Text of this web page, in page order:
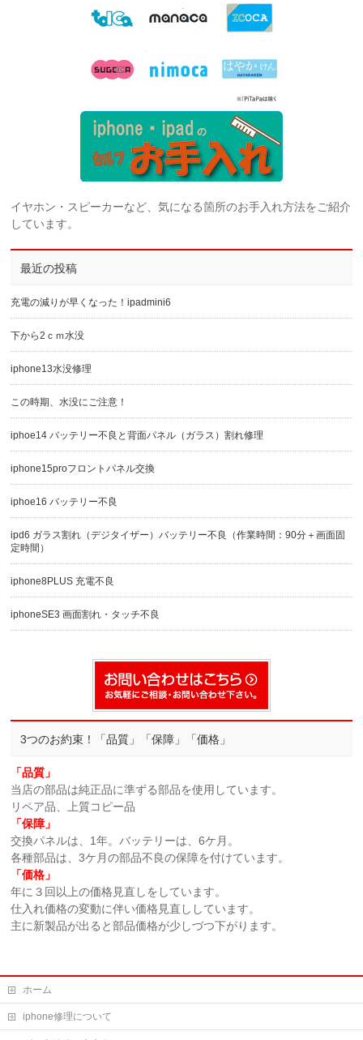
イヤホン・スピーカーなど、気になる箇所のお手入れ方法をご紹介
しています。
最近の投稿
充電の減りが早くなった！ipadmini6
下から2ｃｍ水没
iphone13水没修理
この時期、水没にご注意！
iphoe14 バッテリー不良と背面パネル（ガラス）割れ修理
iphone15proフロントパネル交換
iphoe16 バッテリー不良
ipd6 ガラス割れ（デジタイザー）バッテリー不良（作業時間：90分＋画面固
定時間）
iphone8PLUS 充電不良
iphoneSE3 画面割れ・タッチ不良
3つのお約束！「品質」「保障」「価格」
「品質」
当店の部品は純正品に準ずる部品を使用しています。
リペア品、上質コピー品
「保障」
交換パネルは、1年。バッテリーは、6ケ月。
各種部品は、3ケ月の部品不良の保障を付けています。
「価格」
年に３回以上の価格見直しをしています。
仕入れ価格の変動に伴い価格見直ししています。
主に新製品が出ると部品価格が少しづつ下がります。
ホーム
iphone修理について